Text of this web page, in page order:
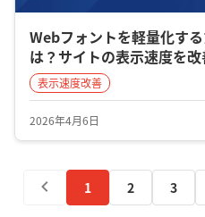
Webフォントを軽量化す
は？サイトの表示速度を
表示速度改善
2026年4月6日
1 2 3